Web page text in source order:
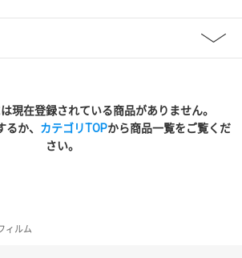
現在登録されている商品がありません。
か、 カテゴリTOPから商品一覧をご覧くだ
さい。
ィルム